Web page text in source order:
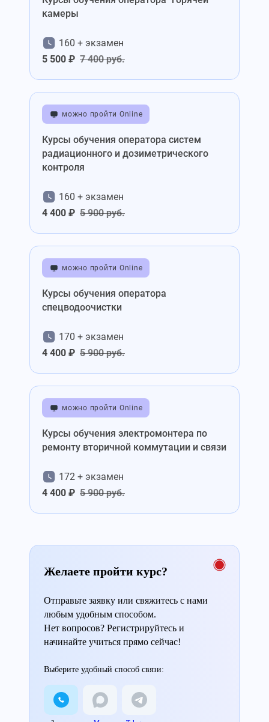
камеры
160 + экзамен
5 500 ₽ 7 400 руб.
можно пройти Online
Курсы обучения оператора систем
радиационного и дозиметрического
контроля
160 + экзамен
4 400 ₽ 5 900 руб.
можно пройти Online
Курсы обучения оператора
спецводоочистки
170 + экзамен
4 400 ₽ 5 900 руб.
можно пройти Online
Курсы обучения электромонтера по
ремонту вторичной коммутации и связи
172 + экзамен
4 400 ₽ 5 900 руб.
Желаете пройти курс?
Отправьте заявку или свяжитесь с нами
любым удобным способом.
Нет вопросов? Регистрируйтесь и
начинайте учиться прямо сейчас!
Выберите удобный способ связи: